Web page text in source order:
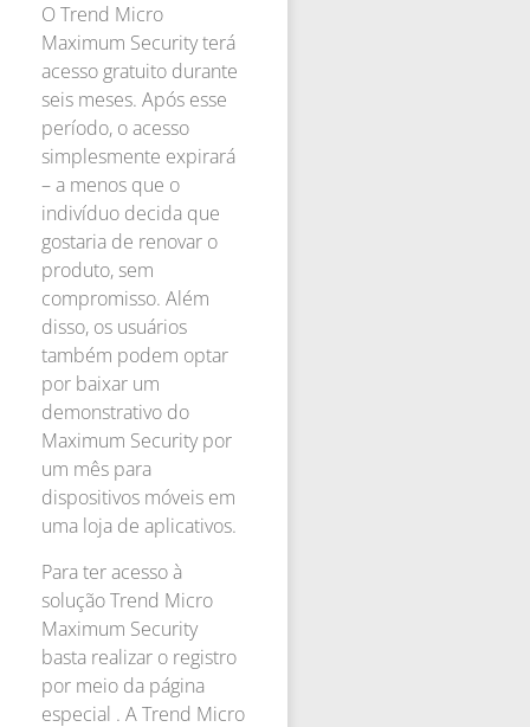
O Trend Micro
Maximum Security terá
acesso gratuito durante
seis meses. Após esse
período, o acesso
simplesmente expirará
– a menos que o
indivíduo decida que
gostaria de renovar o
produto, sem
compromisso. Além
disso, os usuários
também podem optar
por baixar um
demonstrativo do
Maximum Security por
um mês para
dispositivos móveis em
uma loja de aplicativos.
Para ter acesso à
solução Trend Micro
Maximum Security
basta realizar o registro
por meio da página
especial . A Trend Micro